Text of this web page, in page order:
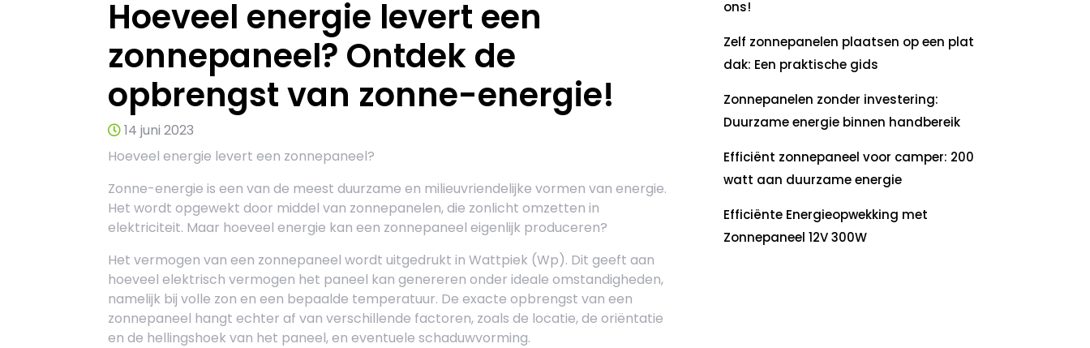
Hoeveel energie levert een
zonnepaneel? Ontdek de
opbrengst van zonne-energie!
14 juni 2023
Hoeveel energie levert een zonnepaneel?
Zonne-energie is een van de meest duurzame en milieuvriendelijke vormen van energie.
Het wordt opgewekt door middel van zonnepanelen, die zonlicht omzetten in
elektriciteit. Maar hoeveel energie kan een zonnepaneel eigenlijk produceren?
Het vermogen van een zonnepaneel wordt uitgedrukt in Wattpiek (Wp). Dit geeft aan
hoeveel elektrisch vermogen het paneel kan genereren onder ideale omstandigheden,
namelijk bij volle zon en een bepaalde temperatuur. De exacte opbrengst van een
zonnepaneel hangt echter af van verschillende factoren, zoals de locatie, de oriëntatie
en de hellingshoek van het paneel, en eventuele schaduwvorming.
ons!
Zelf zonnepanelen plaatsen op een plat
dak: Een praktische gids
Zonnepanelen zonder investering:
Duurzame energie binnen handbereik
Efficiënt zonnepaneel voor camper: 200
watt aan duurzame energie
Efficiënte Energieopwekking met
Zonnepaneel 12V 300W